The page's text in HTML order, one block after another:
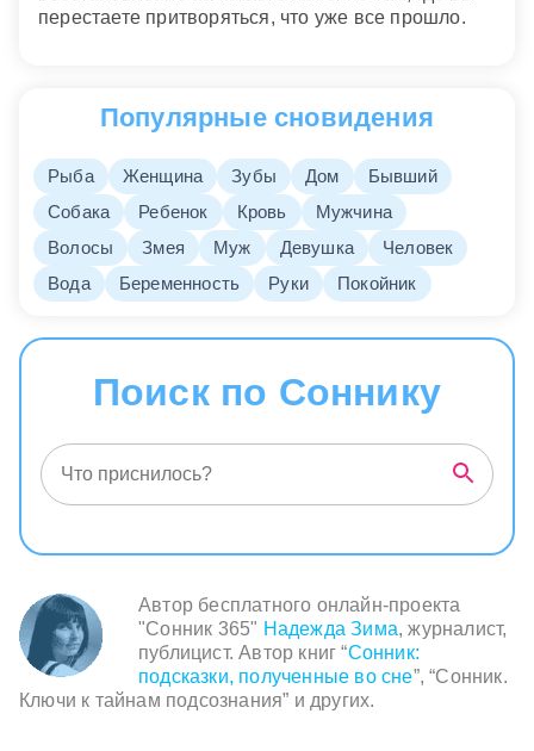
перестаете притворяться, что уже все прошло.
Популярные сновидения
Рыба Женщина Зубы Дом
Бывший
Собака
Ребенок Кровь
Мужчина
Волосы
Змея Муж Девушка
Человек
Вода
Беременность Руки Покойник
Поиск по Соннику
Автор бесплатного онлайн-проекта
"Сонник 365" Надежда Зима, журналист,
публицист. Автор книг “Сонник:
подсказки, полученные во сне”, “Сонник.
Ключи к тайнам подсознания” и других.